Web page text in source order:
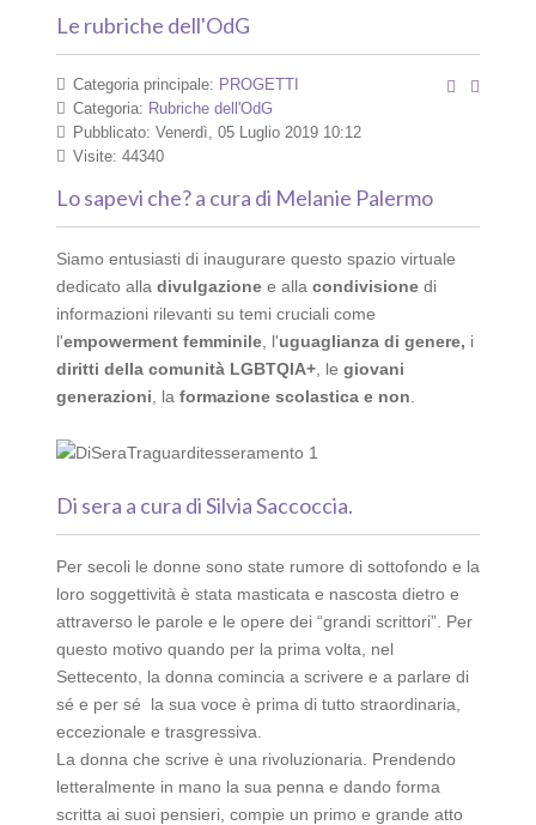
Le rubriche dell'OdG
Categoria principale: PROGETTI
Categoria: Rubriche dell'OdG
Pubblicato: Venerdì, 05 Luglio 2019 10:12
Visite: 44340
Lo sapevi che?a cura di Melanie Palermo
Siamo entusiasti di inaugurare questo spazio virtuale
dedicato alla divulgazionee alla condivisionedi
informazioni rilevanti su temi cruciali come
l'empowerment femminile, l'uguaglianza di genere, i
diritti della comunità LGBTQIA+, le giovani
generazioni , la formazione scolastica e non
Di sera a cura di Silvia Saccoccia.
Per secoli le donne sono state rumore di sottofondo e la
loro soggettività è stata masticata e nascosta dietro e
attraverso le parole e le opere dei “grandi scrittori”. Per
questo motivo quando per la prima volta, nel
Settecento, la donna comincia a scrivere e a parlare di
sé e per sé la sua voce è prima di tutto straordinaria,
eccezionale e trasgressiva.
La donna che scrive è una rivoluzionaria. Prendendo
letteralmente in mano la sua penna e dando forma
scritta ai suoi pensieri, compie un primo e grande atto